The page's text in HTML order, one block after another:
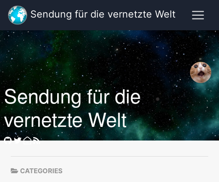
Sendung für die vernetzte Welt
Sendung für die
vernetzte Welt
CATEGORIES